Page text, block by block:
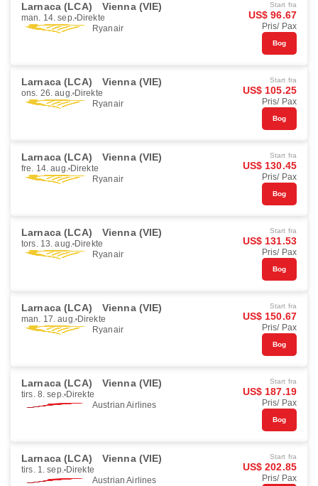
Larnaca (LCA) Vienna (VIE)
man. 14. sep. Direkte
Ryanair
Start fra
US$ 96.67
Pris/ Pax
Bog
Larnaca (LCA) Vienna (VIE)
ons. 26. aug. Direkte
Ryanair
Start fra
US$ 105.25
Pris/ Pax
Bog
Larnaca (LCA) Vienna (VIE)
fre. 14. aug. Direkte
Ryanair
Start fra
US$ 130.45
Pris/ Pax
Bog
Larnaca (LCA) Vienna (VIE)
tors. 13. aug. Direkte
Ryanair
Start fra
US$ 131.53
Pris/ Pax
Bog
Larnaca (LCA) Vienna (VIE)
man. 17. aug. Direkte
Ryanair
Start fra
US$ 150.67
Pris/ Pax
Bog
Larnaca (LCA) Vienna (VIE)
tirs. 8. sep. Direkte
Austrian Airlines
Start fra
US$ 187.19
Pris/ Pax
Bog
Larnaca (LCA) Vienna (VIE)
tirs. 1. sep. Direkte
Austrian Airlines
Start fra
US$ 202.85
Pris/ Pax